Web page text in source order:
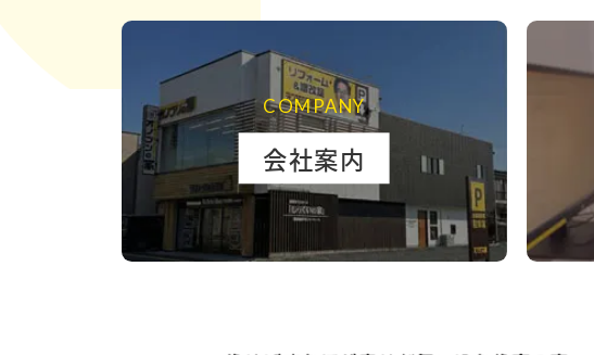
COMPANY
会社案内